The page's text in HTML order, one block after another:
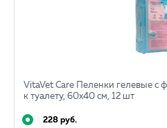
VitaVet Care Пеленки гелевые с
к туалету, 60х40 см, 12 шт
228 руб.